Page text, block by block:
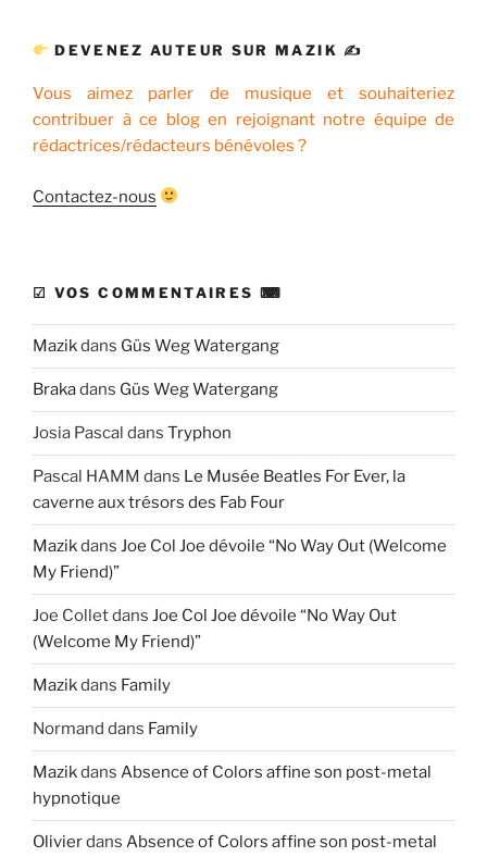
DEVENEZ AUTEUR SUR MAZIK ✍
Vous aimez parler de musique et souhaiteriez
contribuer à ce blog en rejoignant notre équipe de
rédactrices/rédacteurs bénévoles ?
Contactez-nous
☑ VOS COMMENTAIRES ⌨
Mazikdans Güs Weg Watergang
Brakadans Güs Weg Watergang
Josia Pascal dans Tryphon
Pascal HAMM dans Le Musée Beatles For Ever, la
caverne aux trésors des Fab Four
Mazikdans Joe Col Joe dévoile “No Way Out (Welcome
My Friend)”
Joe Colletdans Joe Col Joe dévoile “No Way Out
(Welcome My Friend)”
Mazikdans Family
Normand dans Family
Mazikdans Absence of Colors affine son post-metal
hypnotique
Olivierdans Absence of Colors affine son post-metal